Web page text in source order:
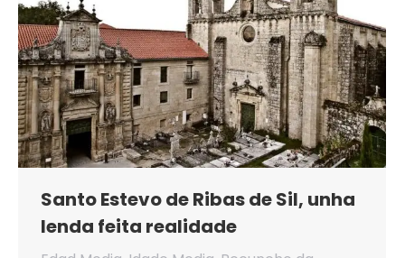
Santo Estevo de Ribas de Sil, unha
lenda feita realidade